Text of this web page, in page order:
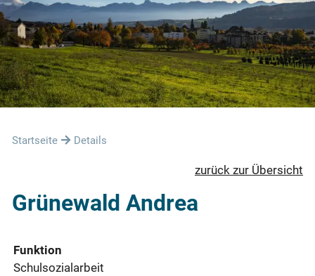
Startseite Details
zurück zur Übersicht
Grünewald Andrea
Funktion
Schulsozialarbeit